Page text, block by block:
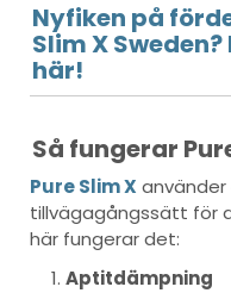
Nyfiken på
Slim X
här!
Så fungerar
Pure Slim X
tillvägagångssätt för
här fungerar det:
Aptitdämpning